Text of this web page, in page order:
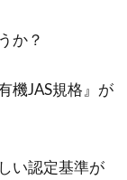
った料理は奥
ーガニック料理と
か？
機JAS規格』が
い認定基準が